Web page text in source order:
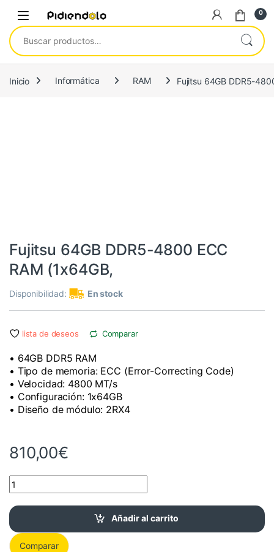
0
Buscar por:
Inicio Informática RAM Fujitsu 64GB DDR5-
Fujitsu 64GB DDR5-4800 ECC
RAM (1x64GB,
Disponibilidad: En stock
lista de deseos Comparar
• 64GB DDR5 RAM
• Tipo de memoria: ECC (Error-Correcting Code)
• Velocidad: 4800 MT/s
• Configuración: 1x64GB
• Diseño de módulo: 2RX4
810,00€
Fujitsu 64GB DDR5-4800 ECC RAM (1x64GB, cantidad
Añadir al carrito
Comparar